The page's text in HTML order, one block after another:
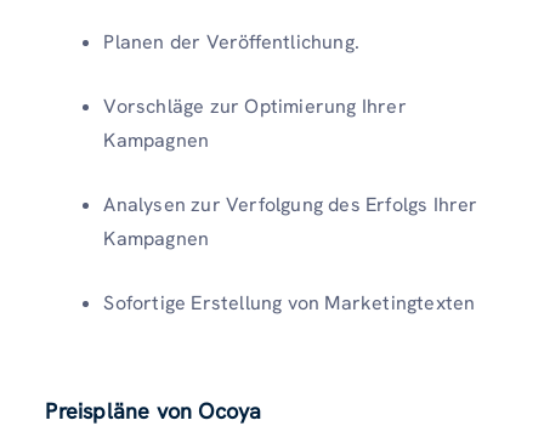
Planen der Veröffentlichung.
Vorschläge zur Optimierung Ihrer
Kampagnen
Analysen zur Verfolgung des Erfolgs Ihrer
Kampagnen
Sofortige Erstellung von Marketingtexten
Preispläne von Ocoya